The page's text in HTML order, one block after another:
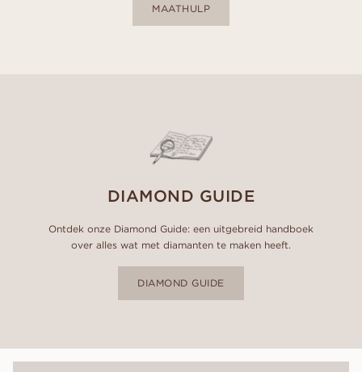
MAATHULP
DIAMOND GUIDE
Ontdek onze Diamond Guide: een uitgebreid handboek
over alles wat met diamanten te maken heeft.
DIAMOND GUIDE